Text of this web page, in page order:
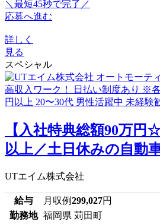
＼最短45秒で完了／
応募へ進む
詳しく
見る
スペシャル
【入社特典総額90万円
以上／土日休みの自動
UTエイム株式会社
給与 月収例299,027円
勤務地 福岡県 苅田町